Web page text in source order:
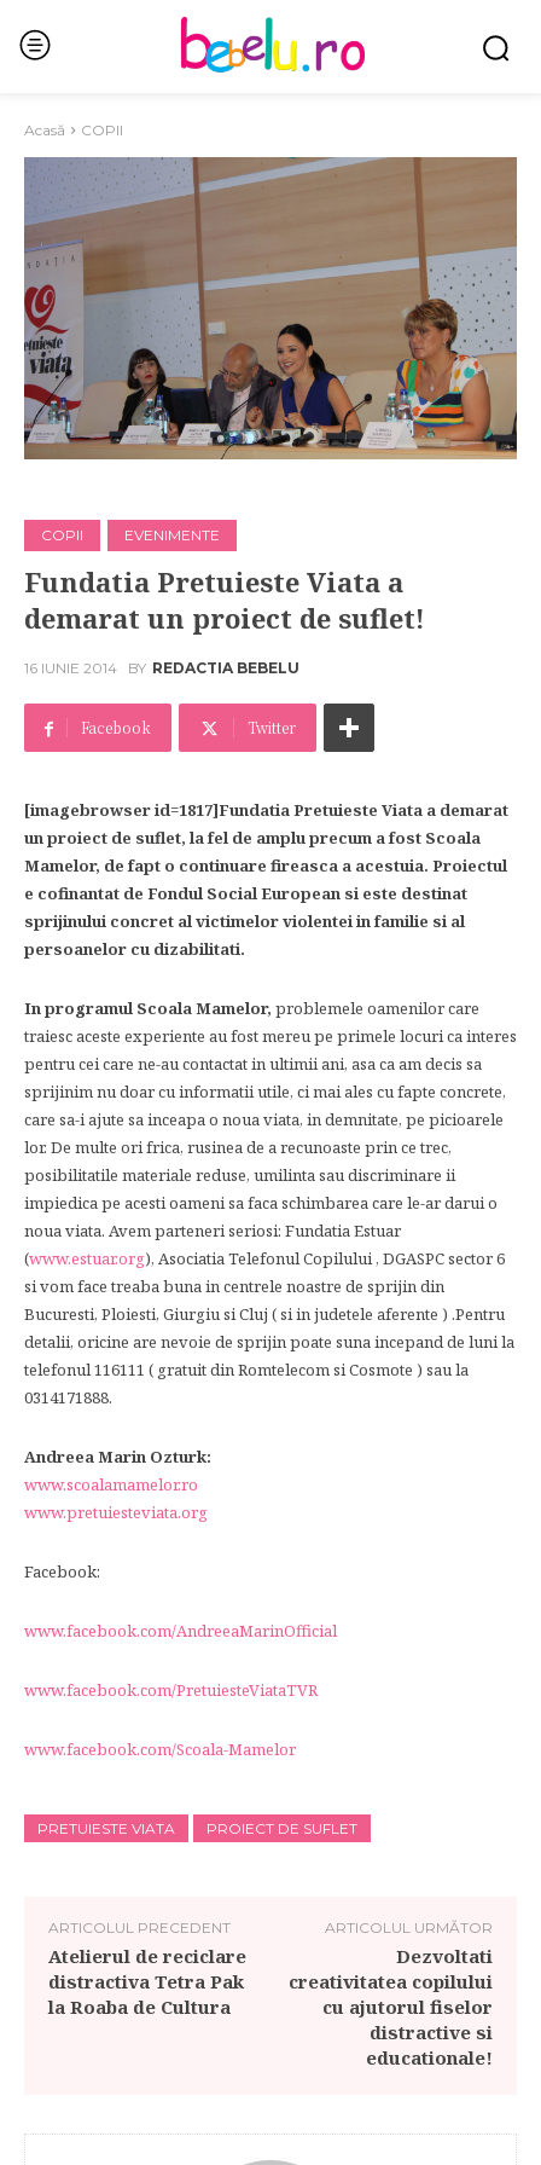
Acasă COPII
COPII EVENIMENTE
Fundatia Pretuieste Viata a
demarat un proiect de suflet!
16 IUNIE 2014 BY REDACTIA BEBELU
Facebook Twitter
[imagebrowser id=1817]Fundatia Pretuieste Viata a demarat
un proiect de suflet, la fel de amplu precum a fost Scoala
Mamelor, de fapt o continuare fireasca a acestuia. Proiectul
e cofinantat de Fondul Social European si este destinat
sprijinului concret al victimelor violentei in familie si al
persoanelor cu dizabilitati.
In programul Scoala Mamelor, problemele oamenilor care
traiesc aceste experiente au fost mereu pe primele locuri ca interes
pentru cei care ne-au contactat in ultimii ani, asa ca am decis sa
sprijinim nu doar cu informatii utile, ci mai ales cu fapte concrete,
care sa-i ajute sa inceapa o noua viata, in demnitate, pe picioarele
lor. De multe ori frica, rusinea de a recunoaste prin ce trec,
posibilitatile materiale reduse, umilinta sau discriminare ii
impiedica pe acesti oameni sa faca schimbarea care le-ar darui o
noua viata. Avem parteneri seriosi: Fundatia Estuar
(www.estuar.org), Asociatia Telefonul Copilului , DGASPC sector 6
si vom face treaba buna in centrele noastre de sprijin din
Bucuresti, Ploiesti, Giurgiu si Cluj ( si in judetele aferente ) .Pentru
detalii, oricine are nevoie de sprijin poate suna incepand de luni la
telefonul 116111 ( gratuit din Romtelecom si Cosmote ) sau la
0314171888.
Andreea Marin Ozturk:
www.scoalamamelor.ro
www.pretuiesteviata.org
Facebook:
www.facebook.com/AndreeaMarinOfficial
www.facebook.com/PretuiesteViataTVR
www.facebook.com/Scoala-Mamelor
PRETUIESTE VIATA PROIECT DE SUFLET
ARTICOLUL PRECEDENT
Atelierul de reciclare
distractiva Tetra Pak
la Roaba de Cultura
ARTICOLUL URMĂTOR
Dezvoltati
creativitatea copilului
cu ajutorul fiselor
distractive si
educationale!